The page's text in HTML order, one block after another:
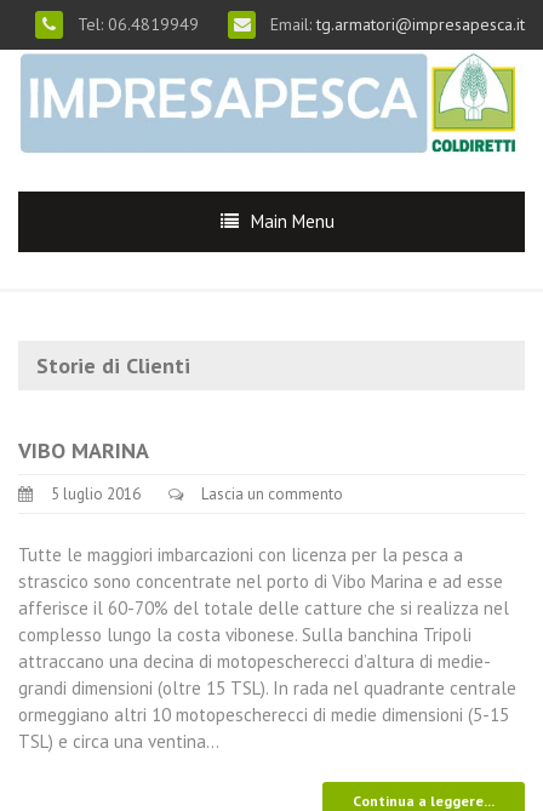
Tel: 06.4819949 Email:tg.armatori@impresapesca.it
Main Menu
Storie di Clienti
VIBO MARINA
5 luglio 2016 Lascia un commento
Tutte le maggiori imbarcazioni con licenza per la pesca a
strascico sono concentrate nel porto di Vibo Marina e ad esse
afferisce il 60-70% del totale delle catture che si realizza nel
complesso lungo la costa vibonese. Sulla banchina Tripoli
attraccano una decina di motopescherecci d’altura di medie-
grandi dimensioni (oltre 15 TSL). In rada nel quadrante centrale
ormeggiano altri 10 motopescherecci di medie dimensioni (5-15
TSL) e circa una ventina…
Continua a leggere...